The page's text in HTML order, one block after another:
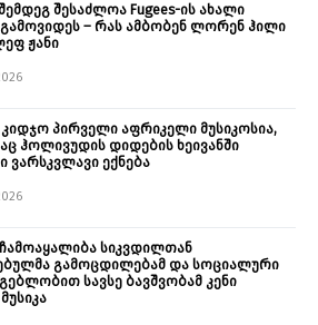
შესაძლოა Fugees-ის ახალი
– რას ამბობენ ლორენ ჰილი
ჟანი
პირველი აფრიკელი მუსიკოსია,
ჰოლივუდის დიდების ხეივანში
ვარსკვლავი ექნება
სიკვდილთან
გამოცდილებამ და სოციალური
სავსე ბავშვობამ კენი